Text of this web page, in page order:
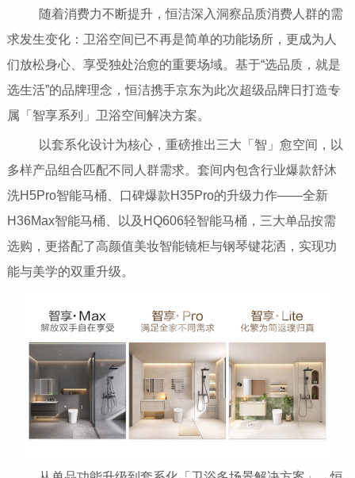
随着消费力不断提升，恒洁深入洞察品质消费人群的需
求发生变化：卫浴空间已不再是简单的功能场所，更成为人
们放松身心、享受独处治愈的重要场域。基于“选品质，就是
选生活”的品牌理念，恒洁携手京东为此次超级品牌日打造专
属「智享系列」卫浴空间解决方案。
以套系化设计为核心，重磅推出三大「智」愈空间，以
多样产品组合匹配不同人群需求。套间内包含行业爆款舒沐
洗H5Pro智能马桶、口碑爆款H35Pro的升级力作——全新
H36Max智能马桶、以及HQ606轻智能马桶，三大单品按需
选购，更搭配了高颜值美妆智能镜柜与钢琴键花洒，实现功
能与美学的双重升级。